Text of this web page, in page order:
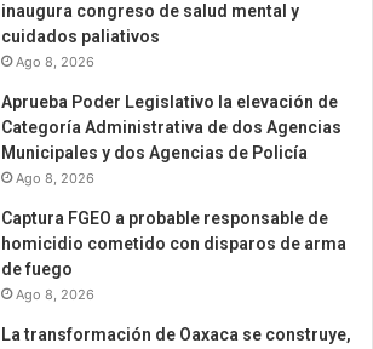
inaugura congreso de salud mental y
cuidados paliativos
Ago 8, 2026
Aprueba Poder Legislativo la elevación de
Categoría Administrativa de dos Agencias
Municipales y dos Agencias de Policía
Ago 8, 2026
Captura FGEO a probable responsable de
homicidio cometido con disparos de arma
de fuego
Ago 8, 2026
La transformación de Oaxaca se construye,